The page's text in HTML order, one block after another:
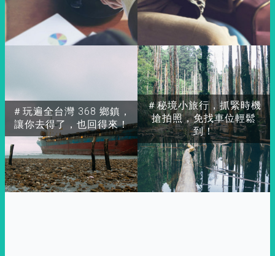
＃玩遍全台灣 368 鄉鎮，
讓你去得了，也回得來！
＃秘境小旅行，抓緊時機
搶拍照，免找車位輕鬆
到！